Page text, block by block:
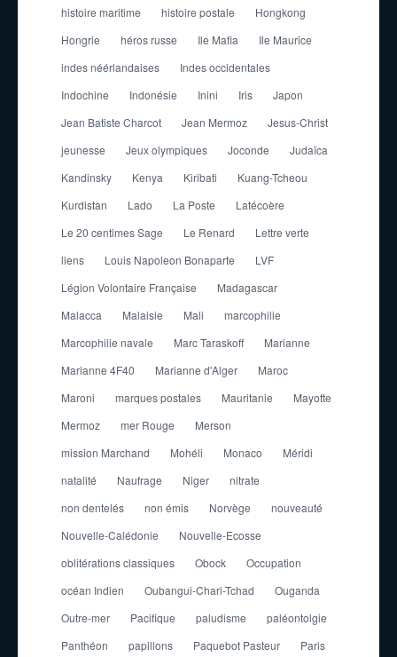
histoire maritime
histoire postale
Hongkong
Hongrie
héros russe Ile Mafia
Ile Maurice
indes néérlandaises
Indes occidentales
Indochine
Indonésie Inini Iris
Japon
Jean Batiste Charcot
Jean Mermoz
Jesus-Christ
jeunesse
Jeux olympiques Joconde
Judaïca
Kandinsky
Kenya Kiribati
Kuang-Tcheou
Kurdistan
Lado La Poste
Latécoère
Le 20 centimes Sage
Le Renard
Lettre verte
liens
Louis Napoleon Bonaparte
LVF
Légion Volontaire Française
Madagascar
Malacca
Malaisie Mali
marcophilie
Marcophilie navale
Marc Taraskoff
Marianne
Marianne 4F40
Marianne d'Alger
Maroc
Maroni
marques postales Mauritanie
Mayotte
Mermoz
mer Rouge
Merson
mission Marchand
Mohéli Monaco
Méridi
natalité
Naufrage Niger
nitrate
non dentelés
non émis Norvège
nouveauté
Nouvelle-Calédonie
Nouvelle-Ecosse
oblitérations classiques
Obock
Occupation
océan Indien
Oubangui-Chari-Tchad
Ouganda
Outre-mer
Pacifique paludisme
paléontolgie
Panthéon
papillons Paquebot Pasteur Paris